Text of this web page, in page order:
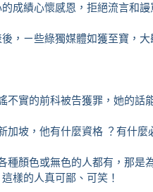
成績心懷感恩，拒絕流言和
，ㄧ些綠獨媒體如獲至寶，大
不實的前科被告獲罪，她的話
加坡，他有什麼資格 ？有什麼
種顏色或無色的人都有，那是
樣的人真可鄙、可笑！